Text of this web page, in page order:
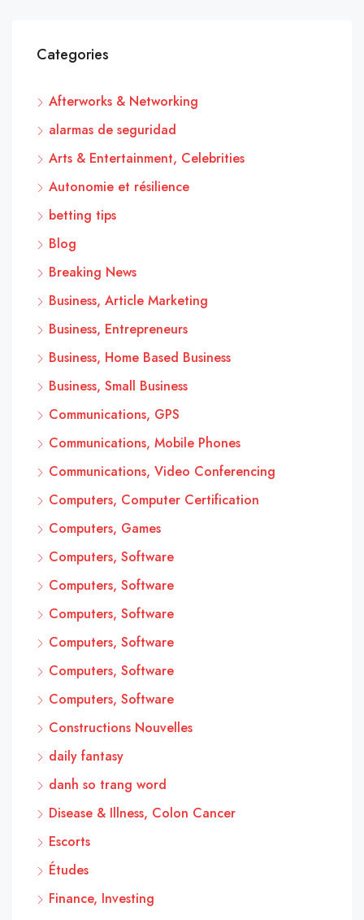
Categories
Afterworks & Networking
alarmas de seguridad
Arts & Entertainment, Celebrities
Autonomie et résilience
betting tips
Blog
Breaking News
Business, Article Marketing
Business, Entrepreneurs
Business, Home Based Business
Business, Small Business
Communications, GPS
Communications, Mobile Phones
Communications, Video Conferencing
Computers, Computer Certification
Computers, Games
Computers, Software
Computers, Software
Computers, Software
Computers, Software
Computers, Software
Computers, Software
Constructions Nouvelles
daily fantasy
danh so trang word
Disease & Illness, Colon Cancer
Escorts
Études
Finance, Investing